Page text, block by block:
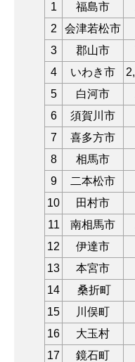
1 福島市
2
会津若松市
3
郡山市
4
いわき市
5
白河市
6
須賀川市
7
喜多方市
8
相馬市
9
二本松市
10
田村市
11
南相馬市
12
伊達市
13
本宮市
14
桑折町
15
川俣町
16
大玉村
17
鏡石町